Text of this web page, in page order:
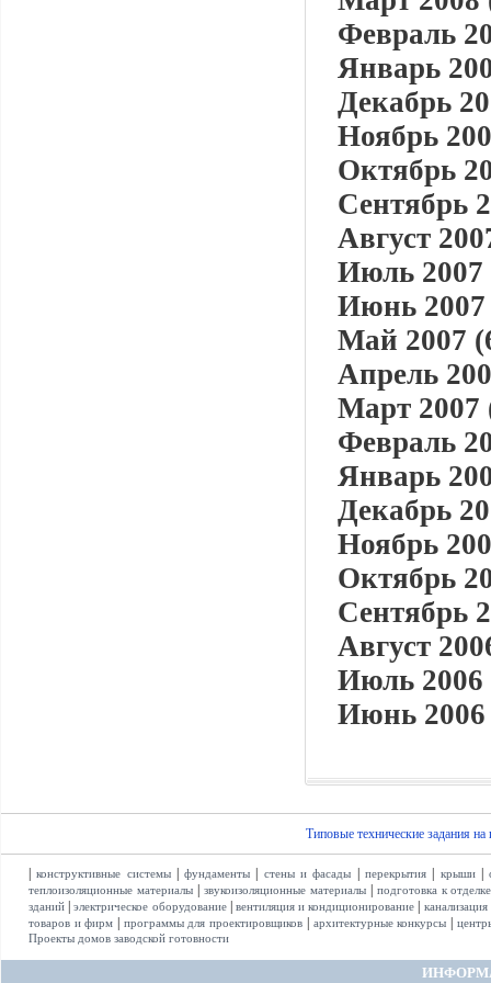
Февраль
Январь
Декабрь
Ноябрь
Октябрь
Сентябрь
Август
Июль 2007
Июнь 2007
Май 2007
Апрель
Март 2007
Февраль
Январь
Декабрь
Ноябрь
Октябрь
Сентябрь
Август
Июль 2006
Июнь 2006
Типовые технические задания на
|конструктивные системы|фундаменты стены и фасады перекрытия| крыши|
теплоизоляционные материалы| звукоизоляционные материалы|
подготовка к отделке
зданий |электрическое оборудование| вентиляция и кондиционирование канализация
товаров и фирм программы для проектировщиков архитектурные конкурсы
Проекты домов заводской готовности